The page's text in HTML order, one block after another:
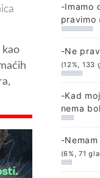
kao
-Imamo
pravimo
-Ne
(12%, 133
-Kad
nema
-
(6%, 71